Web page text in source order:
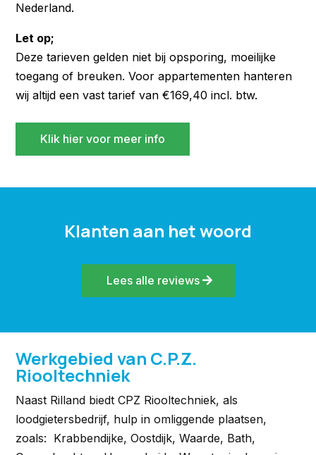
Nederland.
Let op;
Deze tarieven gelden niet bij opsporing, moeilijke
toegang of breuken. Voor appartementen hanteren
wij altijd een vast tarief van €169,40 incl. btw.
Klik hier voor meer info
Klanten aan het woord
Lees alle reviews
Werkgebied van C.P.Z.
Riooltechniek
Naast Rilland biedt CPZ Riooltechniek, als
loodgietersbedrijf, hulp in omliggende plaatsen,
zoals: Krabbendijke, Oostdijk, Waarde, Bath,